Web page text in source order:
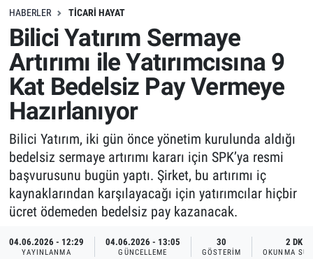
HABERLER TICARI HAYAT
Bilici Yatırım Sermaye
Artırımı ile Yatırımcısına 9
Kat Bedelsiz Pay Vermeye
Hazırlanıyor
Bilici Yatırım, iki gün önce yönetim kurulunda aldığı
bedelsiz sermaye artırımı kararı için SPK’ya resmi
başvurusunu bugün yaptı. Şirket, bu artırımı iç
kaynaklarından karşılayacağı için yatırımcılar hiçbir
ücret ödemeden bedelsiz pay kazanacak.
04.06.2026 - 12:29
YAYINLANMA
04.06.2026 - 13:05
GÜNCELLEME
30
GÖSTERIM
2 DK
OKUNMA